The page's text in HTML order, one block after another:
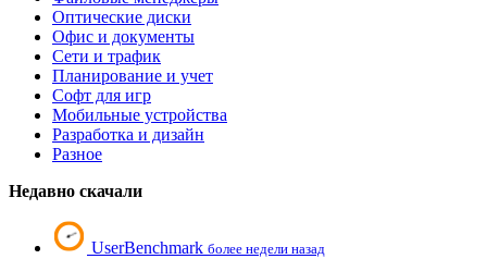
Оптические диски
Офис и документы
Сети и трафик
Планирование и учет
Софт для игр
Мобильные устройства
Разработка и дизайн
Разное
Недавно скачали
UserBenchmark более недели назад